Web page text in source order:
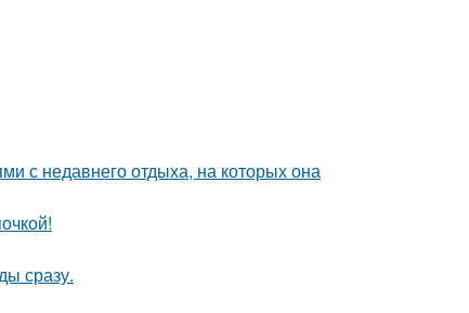
с недавнего отдыха, на которых она
сразу.